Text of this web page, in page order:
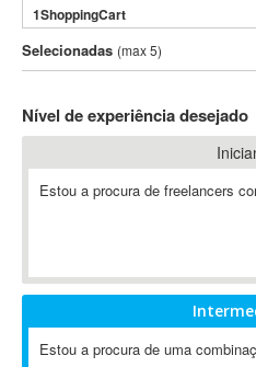
1ShoppingCart
3DS Max
3GSM
802.11
A-GPS
ABAP
Abaqus
ABBYY FineReader
Selecionadas (max 5)
Nível de experiência desejado
Estou a procura de freelancers
Estou a procura de uma